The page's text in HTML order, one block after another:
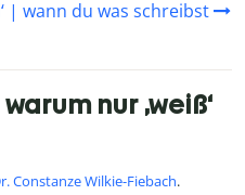
| wann du was schreibst
warum nur ‚weiß‘
Constanze Wilkie-Fiebach.